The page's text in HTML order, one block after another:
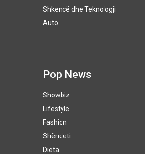
Shkencë dhe Teknologji
Auto
Pop News
Showbiz
Lifestyle
Fashion
Shëndeti
Dieta